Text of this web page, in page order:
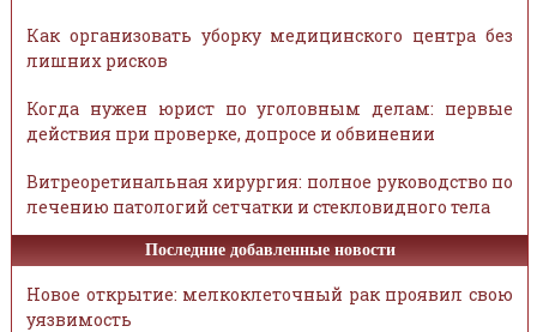
Как организовать уборку медицинского центра без
лишних рисков
Когда нужен юрист по уголовным делам: первые
действия при проверке, допросе и обвинении
Витреоретинальная хирургия: полное руководство по
лечению патологий сетчатки и стекловидного тела
Последние добавленные новости
Новое открытие: мелкоклеточный рак проявил свою
уязвимость